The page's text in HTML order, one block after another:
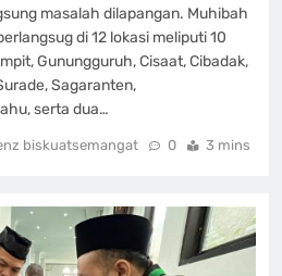
masalah dilapangan. Muhibah
di 12 lokasi meliputi 10
Gunungguruh, Cisaat, Cibadak,
Sagaranten,
serta dua…
biskuatsemangat 0 3 mins